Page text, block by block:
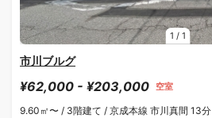
1 / 1
市川ブルグ
¥62,000 - ¥203,000 空室
9.60㎡〜 / 3階建て / 京成本線 市川真間 13分